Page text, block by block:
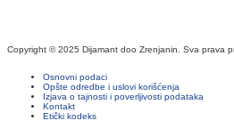
Copyright © 2025 Dijamant doo Zrenjanin. Sva prava
Osnovni podaci
Opšte odredbe i uslovi korišćenja
Izjava o tajnosti i poverljivosti podataka
Kontakt
Etički kodeks